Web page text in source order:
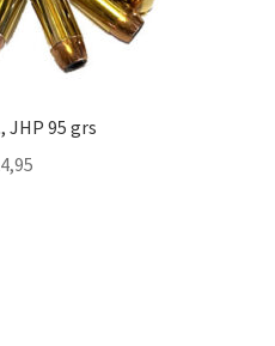
JHP 95 grs